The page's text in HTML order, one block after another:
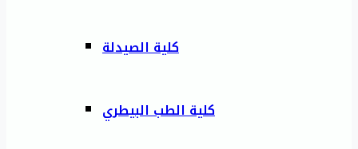
كلية الصيدلة
كلية الطب البيطري